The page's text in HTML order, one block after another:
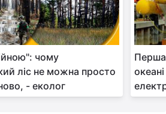
чому
ліс не можна просто
- еколог
Перша